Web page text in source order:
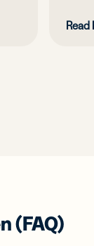
Read
(FAQ)